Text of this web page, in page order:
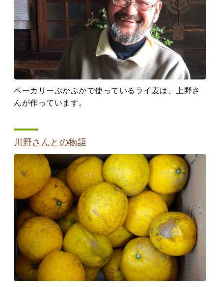
ベーカリーぷかぷかで使っているライ麦は、上野さ
んが作っています。
川野さんとの物語